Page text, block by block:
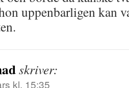
uppenbarligen kan
skriver:
kl. 15:35